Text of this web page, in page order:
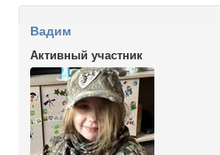
Вадим
Активный участник